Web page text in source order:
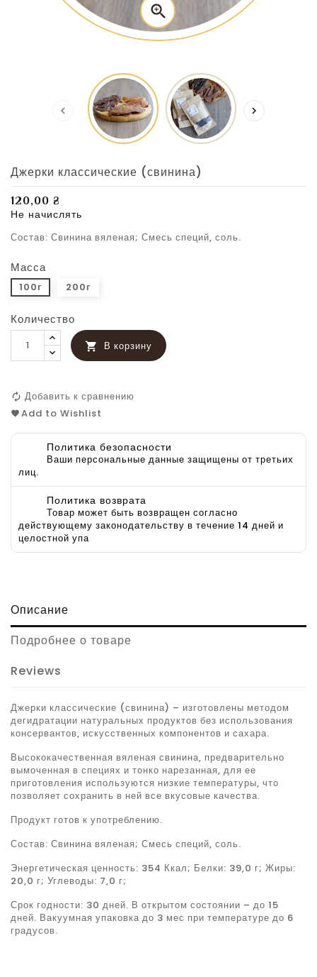

 
Джерки классические (свинина)
120,00 ₴
Не начислять
Состав: Свинина вяленая; Смесь специй, соль.
Масса
100г 200г
Количество
 В корзину
Добавить к сравнению
Add to Wishlist
Политика безопасности
Ваши персональные данные защищены от третьих
лиц.
Политика возврата
Товар может быть возвращен согласно
действующему законодательству в течение 14 дней и
целостной упа
Описание
Подробнее о товаре
Reviews
Джерки классические (свинина) – изготовлены методом
дегидратации натуральных продуктов без использования
консервантов, искусственных компонентов и сахара.
Высококачественная вяленая свинина, предварительно
вымоченная в специях и тонко нарезанная, для ее
приготовления используются низкие температуры, что
позволяет сохранить в ней все вкусовые качества.
Продукт готов к употреблению.
Состав: Свинина вяленая; Смесь специй, соль.
Энергетическая ценность: 354 Ккал; Белки: 39,0 г; Жиры:
20,0 г; Углеводы: 7,0 г;
Срок годности: 30 дней. В открытом состоянии – до 15
дней. Вакуумная упаковка до 3 мес при температуре до 6
градусов.